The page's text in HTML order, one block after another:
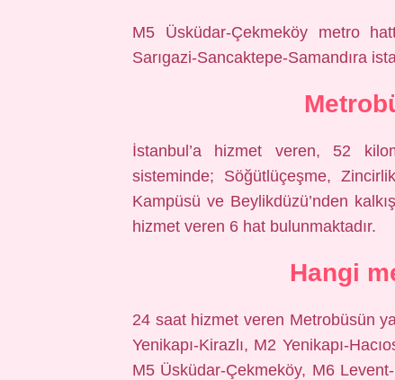
M5 Üsküdar-Çekmeköy metro
Sarıgazi-Sancaktepe-Samandıra
İstanbul’a hizmet veren, 52
sisteminde; Söğütlüçeşme,
Kampüsü ve Beylikdüzü’nden
hizmet veren 6 hat bulunmaktadır.
Hangi
24 saat hizmet veren Metrobüsün
Yenikapı-Kirazlı, M2 Yenikapı-
M5 Üsküdar-Çekmeköy, M6